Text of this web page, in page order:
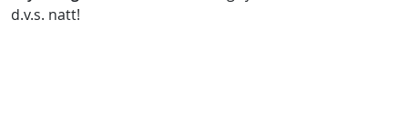
d.v.s. natt!